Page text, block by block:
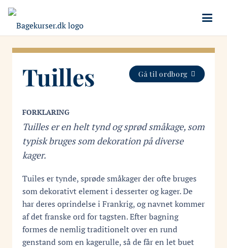
Tuilles Gå til ordborg
FORKLARING
Tuilles er en helt tynd og sprød småkage, som
typisk bruges som dekoration på diverse
kager.
Tuiles er tynde, sprøde småkager der ofte bruges
som dekorativt element i desserter og kager. De
har deres oprindelse i Frankrig, og navnet kommer
af det franske ord for tagsten. Efter bagning
formes de nemlig traditionelt over en rund
genstand som en kagerulle, så de får en let buet